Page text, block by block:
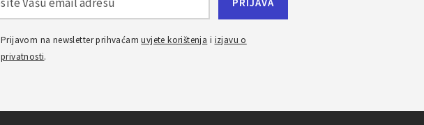
Prijavom na newsletter prihvaćamuvjete korištenja i izjavu o
privatnosti.